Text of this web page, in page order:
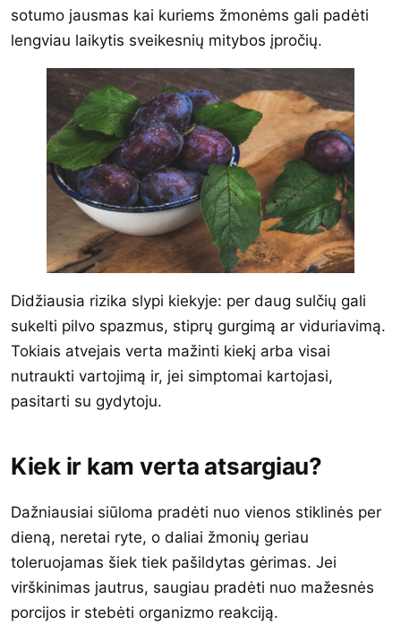
sotumo jausmas kai kuriems žmonėms gali padėti
lengviau laikytis sveikesnių mitybos įpročių.
Didžiausia rizika slypi kiekyje: per daug sulčių gali
sukelti pilvo spazmus, stiprų gurgimą ar viduriavimą.
Tokiais atvejais verta mažinti kiekį arba visai
nutraukti vartojimą ir, jei simptomai kartojasi,
pasitarti su gydytoju.
Kiek ir kam verta atsargiau?
Dažniausiai siūloma pradėti nuo vienos stiklinės per
dieną, neretai ryte, o daliai žmonių geriau
toleruojamas šiek tiek pašildytas gėrimas. Jei
virškinimas jautrus, saugiau pradėti nuo mažesnės
porcijos ir stebėti organizmo reakciją.